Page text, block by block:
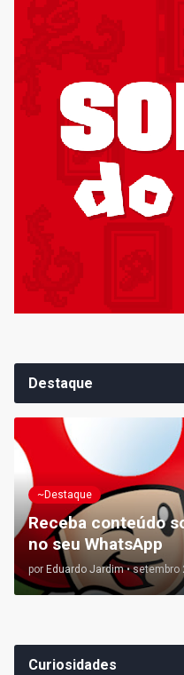
Destaque
~Destaque
Receba conteúdo
no seu WhatsApp
por Eduardo Jardim • setembro
Curiosidades